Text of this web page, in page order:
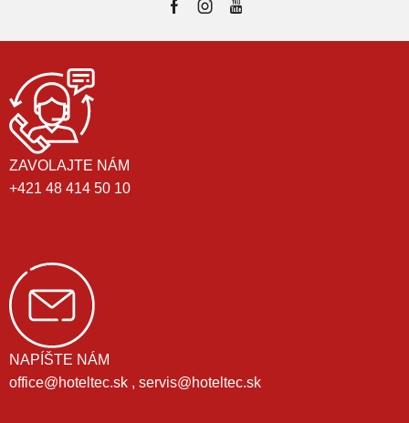
ZAVOLAJTE NÁM
+421 48 414 50 10
NAPÍŠTE NÁM
office@hoteltec.sk , servis@hoteltec.sk